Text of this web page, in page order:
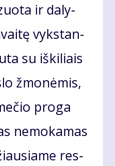
ir da­ly­
vyks­tan­
su iš­ki­liais
žmo­nė­mis,
pro­ga
ne­mo­ka­mas
res­